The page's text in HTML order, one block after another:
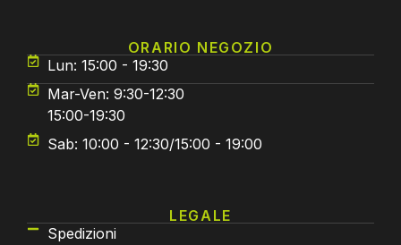
ORARIO NEGOZIO
Lun: 15:00 - 19:30
Mar-Ven: 9:30-12:30
15:00-19:30
Sab: 10:00 - 12:30/15:00 - 19:00
LEGALE
Spedizioni